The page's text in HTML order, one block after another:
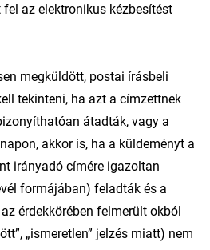
az elektronikus kézbesítést
megküldött, postai írásbeli
tekinteni, ha azt a címzettnek
átadták, vagy a
akkor is, ha a küldeményt a
irányadó címére igazoltan
formájában) feladták és a
érdekkörében felmerült okból
„ismeretlen” jelzés miatt) nem